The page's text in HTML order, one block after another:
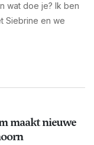
wat doe je? Ik ben
Siebrine en we
maakt nieuwe